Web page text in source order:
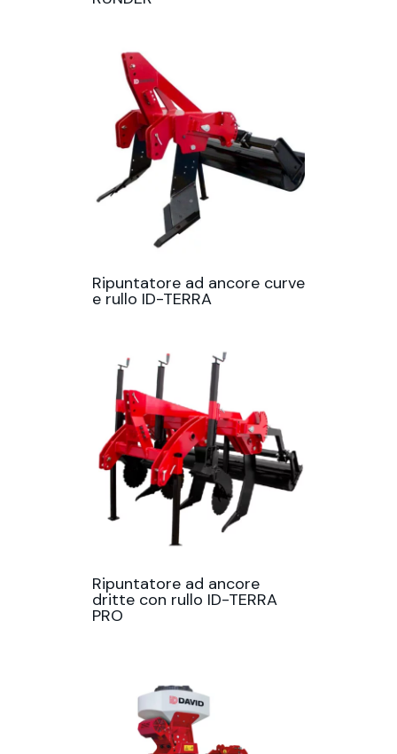
Ripuntatore ad ancore curve
e rullo ID-TERRA
Ripuntatore ad ancore
dritte con rullo ID-TERRA
PRO